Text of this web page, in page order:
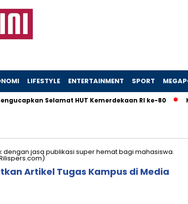
LIFESTYLE ENTERTAINMENT SPORT
Selamat HUT Kemerdekaan RI ke-80
Artikel Tugas Kampus di Media